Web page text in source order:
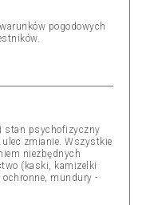
pogodowych
stan psychofizyczny
zmianie. Wszystkie
niezbędnych
(kaski, kamizelki
mundury -